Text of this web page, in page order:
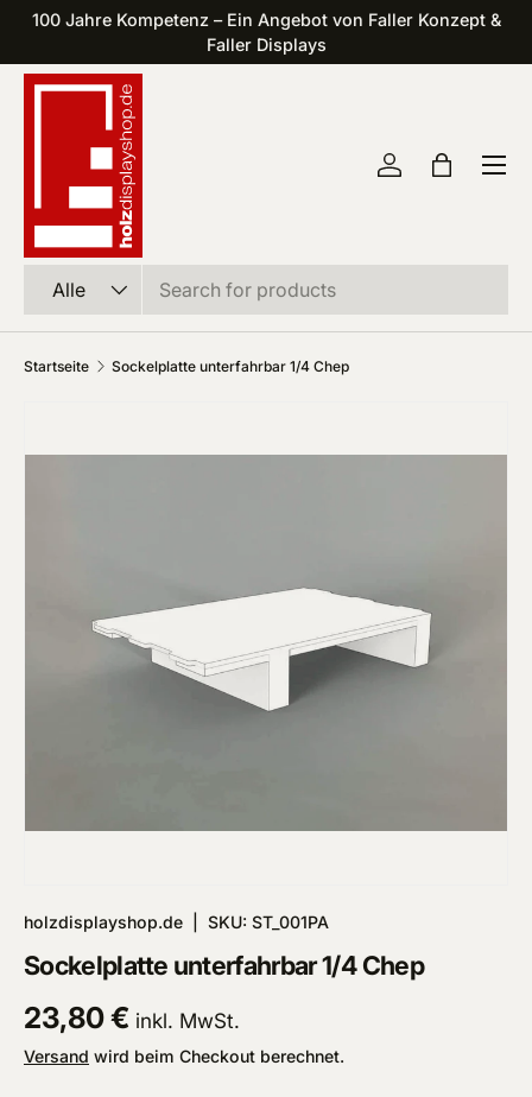
100 Jahre Kompetenz – Ein Angebot von Faller Konzept &
Faller Displays
Alle
Einloggen
Startseite Sockelplatte unterfahrbar 1/4 Chep
holzdisplayshop.de SKU: ST_001PA
Sockelplatte unterfahrbar 1/4 Chep
Normaler Preis
23,80 € inkl. MwSt.
Versand wird beim Checkout berechnet.